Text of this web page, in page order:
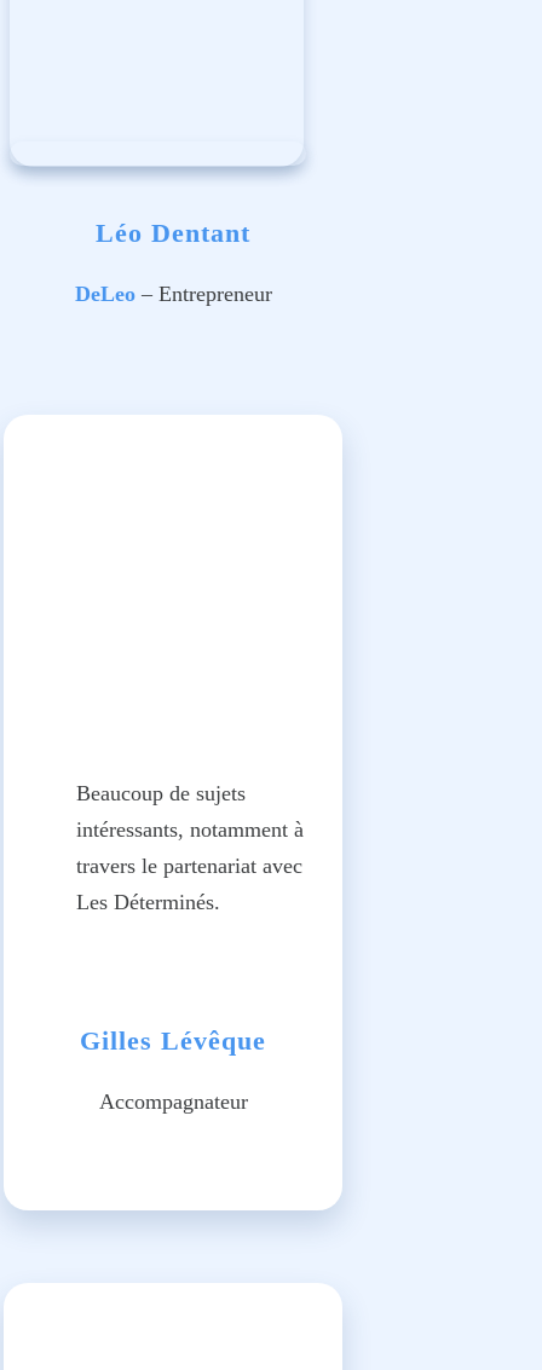
Léo Dentant
DeLeo– Entrepreneur
Beaucoup de sujets
intéressants, notamment à
travers le partenariat avec
Les Déterminés.
Gilles Lévêque
Accompagnateur